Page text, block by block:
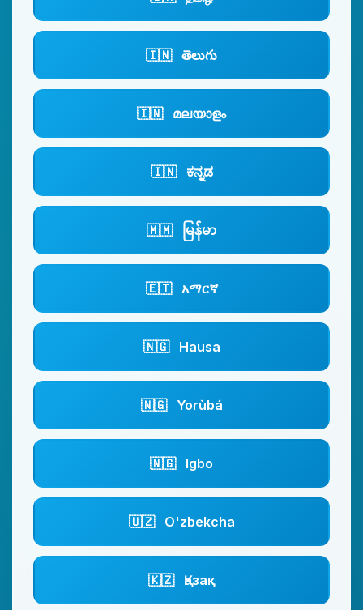
🇮🇳 తెలుగు
🇮🇳 മലയാളം
🇮🇳 ಕನ್ನಡ
🇲🇲 မြန်မာ
🇪🇹 አማርኛ
🇳🇬 Hausa
🇳🇬 Yorùbá
🇳🇬 Igbo
🇺🇿 O'zbekcha
🇰🇿 Қазақ